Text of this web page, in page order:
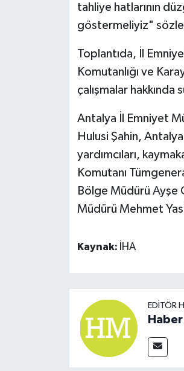
tahliye hatlarının
göstermeliyiz"
Toplantıda, İl
Komutanlığı ve
çalışmalar
Antalya İl Emniyet
Hulusi Şahin,
yardımcıları,
Komutanı
Bölge Müdürü Ayşe
Müdürü Mehmet
Kaynak: İHA
EDITÖR